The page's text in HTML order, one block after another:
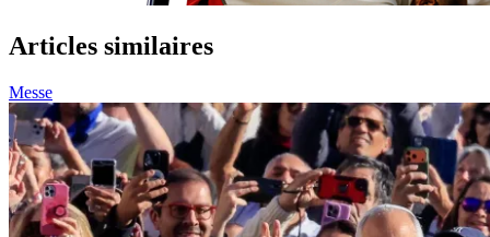
Articles similaires
Messe